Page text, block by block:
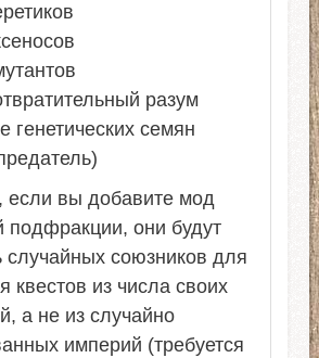
разум
генетических семян
если вы добавите мод
подфракции, они будут
случайных союзников для
квестов из числа своих
а не из случайно
империй (требуется